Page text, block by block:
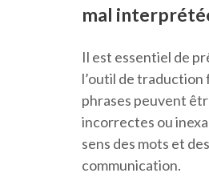
mal
Il est essentiel de
l’outil de
phrases peuvent
incorrectes ou
sens des mots et
communication.